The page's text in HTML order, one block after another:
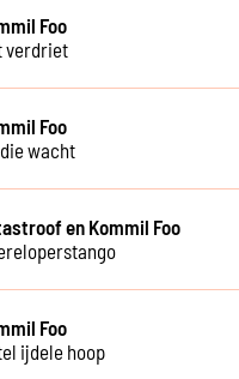
Foo
verdriet
Foo
wacht
en Kommil Foo
Foo
ijdele hoop